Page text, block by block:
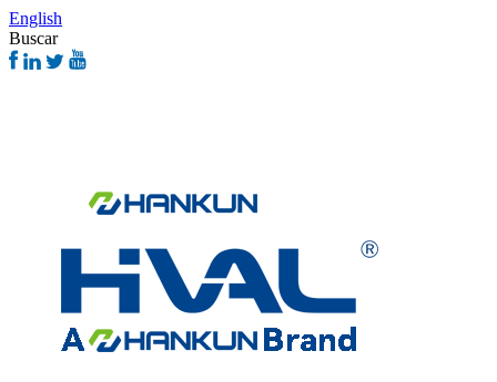
English
Buscar